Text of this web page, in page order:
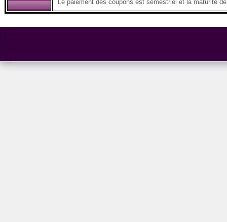
Le paiement des coupons est semestriel et la maturité